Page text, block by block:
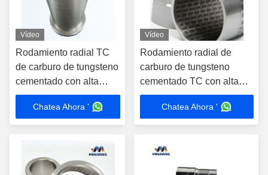
Vídeo
Rodamiento radial TC
de carburo de tungsteno
cementado con alta
resistencia a la
corrosión personalizado
para aplicaciones en
Chatea Ahora '
Vídeo
Rodamiento radial de
carburo de tungsteno
cementado TC con alta
resistencia a la corrosión
personalizado para
aplicaciones mineras
Chatea Ahora '